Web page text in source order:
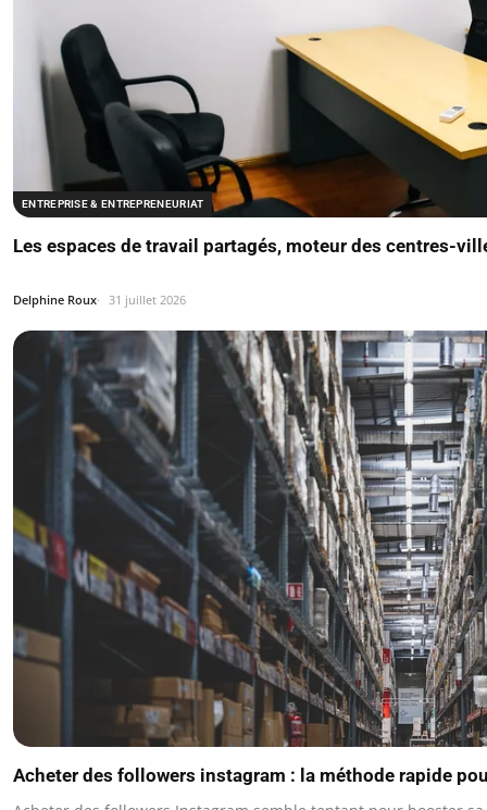
ENTREPRISE & ENTREPRENEURIAT
Les espaces de travail partagés, moteur des centres-
Delphine Roux 31 juillet 2026
Acheter des followers instagram : la méthode rapide